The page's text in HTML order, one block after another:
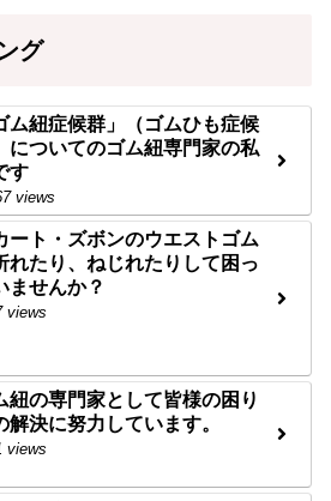
グ
ム紐症候群」（ゴムひも症候
についてのゴム紐専門家の私
す
views
ート・ズボンのウエストゴム
れたり、ねじれたりして困っ
ませんか？
views
紐の専門家として皆様の困り
解決に努力しています。
views